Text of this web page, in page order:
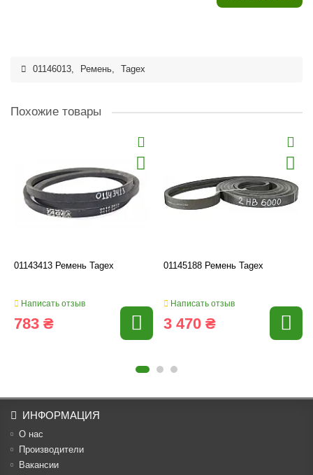
01146013, Ремень, Tagex
Похожие товары
01143413 Ремень Tagex
Написать отзыв
783 ₴
01145188 Ремень Tagex
Написать отзыв
3 470 ₴
ИНФОРМАЦИЯ
О нас
Производители
Вакансии